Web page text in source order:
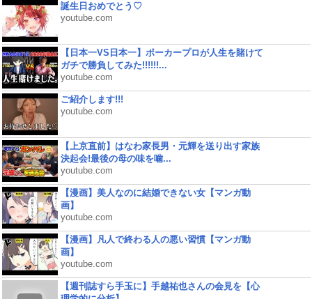
誕生日おめでとう♡
youtube.com
【日本一VS日本一】ポーカープロが人生を賭けて
ガチで勝負してみた!!!!!!...
youtube.com
ご紹介します!!!
youtube.com
【上京直前】はなわ家長男・元輝を送り出す家族
決起会!最後の母の味を噛...
youtube.com
【漫画】美人なのに結婚できない女【マンガ動
画】
youtube.com
【漫画】凡人で終わる人の悪い習慣【マンガ動
画】
youtube.com
【週刊誌すら手玉に】手越祐也さんの会見を【心